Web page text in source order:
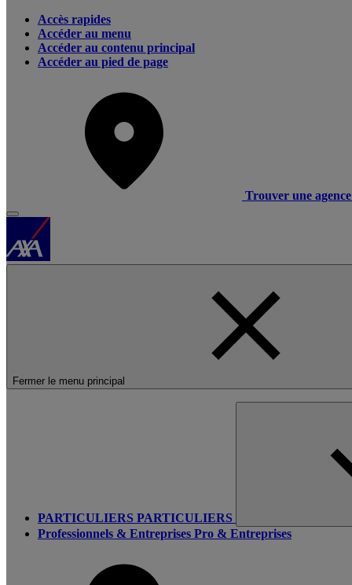
Accès rapides
Accéder au menu
Accéder au contenu principal
Accéder au pied de page
Trouver une agence
Fermer le menu principal
PARTICULIERS PARTICULIERS
Professionnels & Entreprises Pro & Entreprises